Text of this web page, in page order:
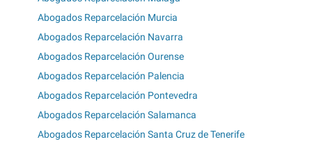
Abogados Reparcelación Murcia
Abogados Reparcelación Navarra
Abogados Reparcelación Ourense
Abogados Reparcelación Palencia
Abogados Reparcelación Pontevedra
Abogados Reparcelación Salamanca
Abogados Reparcelación Santa Cruz de Tenerife